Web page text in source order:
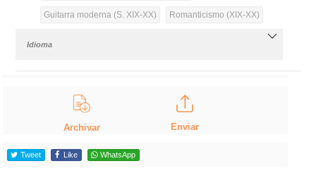
Guitarra moderna (S. XIX-XX) Romanticismo (XIX-XX)
Idioma
Archivar Enviar
Tweet Like WhatsApp